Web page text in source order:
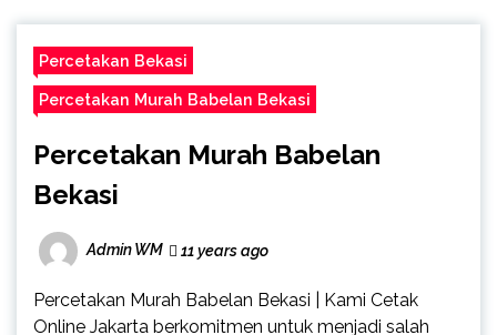
Percetakan Bekasi
Percetakan Murah Babelan Bekasi
Percetakan Murah Babelan
Bekasi
Admin WM 11 years ago
Percetakan Murah Babelan Bekasi | Kami Cetak
Online Jakarta berkomitmen untuk menjadi salah